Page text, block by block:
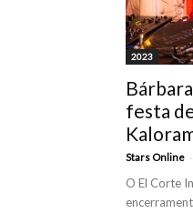
2023
festa
Stars Online -
O El Corte